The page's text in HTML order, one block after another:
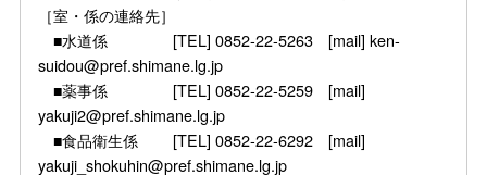
［室・係の連絡先］
■水道係 [TEL] 0852-22-5263 [mail] ken-
suidou@pref.shimane.lg.jp
■薬事係 [TEL] 0852-22-5259 [mail]
yakuji2@pref.shimane.lg.jp
■食品衛生係 [TEL] 0852-22-6292 [mail]
yakuji_shokuhin@pref.shimane.lg.jp